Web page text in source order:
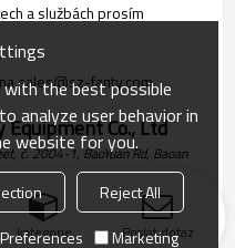
a službách prosím
sales@sz-fanty.com.
Co., Ltd
č. 2004-1, BaoYuan Rd, Baoan
kategorie Poslat dotaz
the best possible
analyze user behavior in
website for you.
Reject All
Preferences Marketing